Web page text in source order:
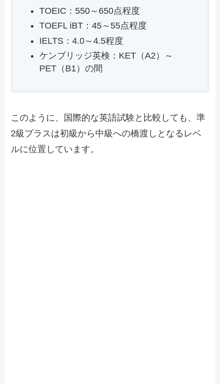
TOEIC：550～650点程度
TOEFL iBT：45～55点程度
IELTS：4.0～4.5程度
ケンブリッジ英検：KET（A2）～
PET（B1）の間
このように、国際的な英語試験と比較しても、準
2級プラスは初級から中級への橋渡しとなるレベ
ルに位置しています。